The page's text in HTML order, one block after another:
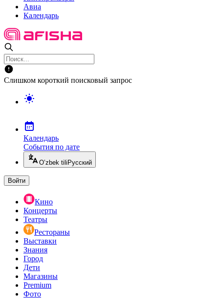
Авиа
Календарь
Слишком короткий поисковый запрос
Календарь
События по дате
O’zbek tili Русский
Войти
Кино
Концерты
Театры
Рестораны
Выставки
Знания
Город
Дети
Магазины
Premium
Фото